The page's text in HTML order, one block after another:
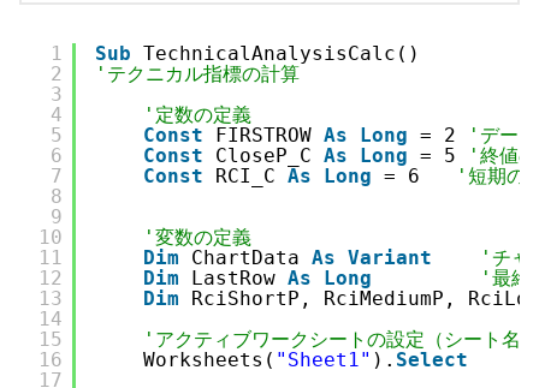
1
2
3
4
5
6
7
8
9
10
11
12
13
14
15
16
17
Sub TechnicalAnalysisCalc()
'テクニカル指標の計算
'定数の定義
Const
FIRSTROW As Long = 2
'デー
Const
CloseP_C As Long = 5
'終値
Const
RCI_C As Long = 6 '短期の
'変数の定義
Dim
ChartData As Variant
'チャ
Dim
LastRow As Long
'最終
Dim
RciShortP, RciMediumP,
'アクティブワークシートの設定（シート名
Worksheets( "Sheet1" ). Select